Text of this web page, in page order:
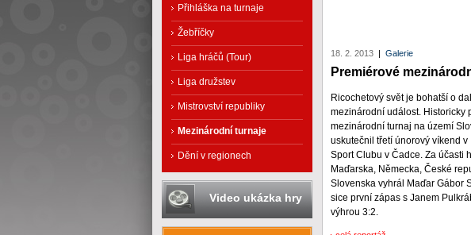
18. 2. 2013 | Galerie
Premiérové
Ricochetový svět je bohatší o
mezinárodní událost. Historicky
mezinárodní turnaj na území
uskutečnil třetí únorový víkend v
Sport Clubu v Čadce. Za účasti
Maďarska, Německa, České
Slovenska vyhrál Maďar Gábor
sice první zápas s Janem
výhrou 3:2.
Přihláška na turnaje
Žebříčky
Liga hráčů (Tour)
Liga družstev
Mistrovství republiky
Mezinárodní turnaje
Dění v regionech
Video ukázka hry